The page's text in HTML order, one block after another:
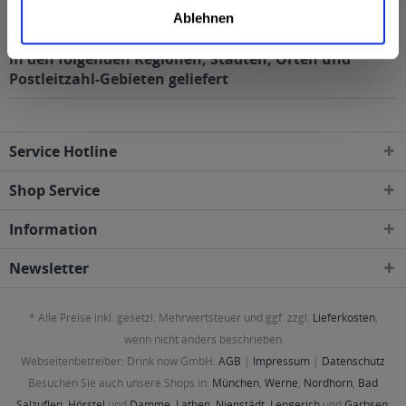
Ablehnen
Würzburger Hofbräu Julius Echter Weißbier 30l wird
in den folgenden Regionen, Städten, Orten und
Postleitzahl-Gebieten geliefert
Service Hotline
Shop Service
Information
Newsletter
* Alle Preise inkl. gesetzl. Mehrwertsteuer und ggf. zzgl. Lieferkosten,
wenn nicht anders beschrieben
Webseitenbetreiber: Drink now GmbH: AGB | Impressum | Datenschutz
Besuchen Sie auch unsere Shops in: München, Werne, Nordhorn, Bad